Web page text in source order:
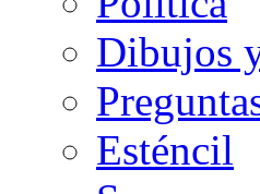
Dibujos
Esténcil